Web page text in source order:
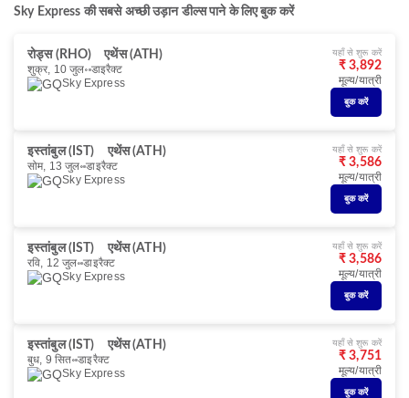
Sky Express की सबसे अच्छी उड़ान डील्स पाने के लिए बुक करें
रोड्स (RHO)
एथेंस (ATH)
शुक्र, 10 जुल॰ डाइरैक्ट
Sky Express
यहाँ से शुरू करें
₹ 3,892
मूल्य/यात्री
बुक करें
इस्तांबुल (IST)
एथेंस (ATH)
सोम, 13 जुल॰ डाइरैक्ट
Sky Express
यहाँ से शुरू करें
₹ 3,586
मूल्य/यात्री
बुक करें
इस्तांबुल (IST)
एथेंस (ATH)
रवि, 12 जुल॰ डाइरैक्ट
Sky Express
यहाँ से शुरू करें
₹ 3,586
मूल्य/यात्री
बुक करें
इस्तांबुल (IST)
एथेंस (ATH)
बुध, 9 सित॰ डाइरैक्ट
Sky Express
यहाँ से शुरू करें
₹ 3,751
मूल्य/यात्री
बुक करें